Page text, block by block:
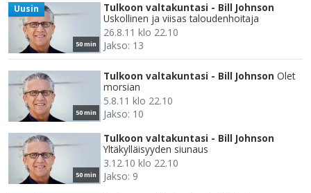
50 min
Uusin
Tulkoon valtakuntasi - Bill Johnson
Uskollinen ja viisas taloudenhoitaja
26.8.11 klo 22.10
Jakso: 13
50 min
Tulkoon valtakuntasi - Bill Johnson Olet
morsian
5.8.11 klo 22.10
Jakso: 10
50 min
Tulkoon valtakuntasi - Bill Johnson
Yltäkylläisyyden siunaus
3.12.10 klo 22.10
Jakso: 9